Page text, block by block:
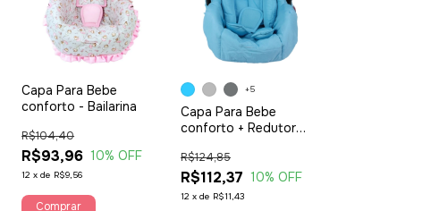
Capa Para Bebe
conforto - Bailarina
R$93,96
R$104,40
10% OFF
12 xde R$9,56
Comprar
Capa Para Bebe
conforto + Redutor
R$112,37
R$124,85
10% OFF
12 xde R$11,43
+5